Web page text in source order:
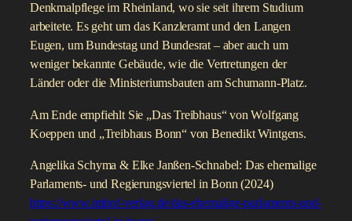
Denkmalpflege im Rheinland, wo sie seit ihrem Studium
arbeitete. Es geht um das Kanzleramt und den Langen
Eugen, um Bundestag und Bundesrat – aber auch um
weniger bekannte Gebäude, wie die Vertretungen der
Länder oder die Ministeriumsbauten am Schumann-Platz.
Am Ende empfiehlt Sie „Das Treibhaus“ von Wolfgang
Koeppen und „Treibhaus Bonn“ von Benedikt Wintgens.
Angelika Schyma & Elke Janßen-Schnabel: Das ehemalige
Parlaments- und Regierungsviertel in Bonn (2024)
https://www.imhof-verlag.de/das-ehemalige-parlaments-und-